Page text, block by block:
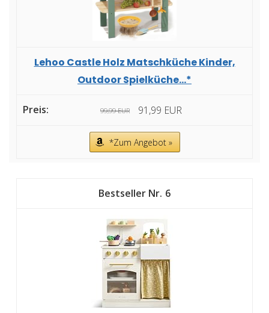
Lehoo Castle Holz Matschküche Kinder,
Outdoor Spielküche...*
99,99 EUR 91,99 EUR
*Zum Angebot »
6